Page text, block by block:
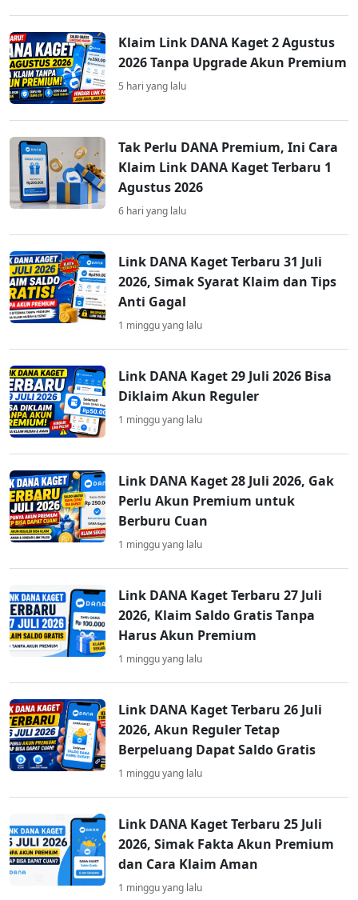
Klaim Link DANA Kaget 2 Agustus
2026 Tanpa Upgrade Akun Premium
5 hari yang lalu
Tak Perlu DANA Premium, Ini Cara
Klaim Link DANA Kaget Terbaru 1
Agustus 2026
6 hari yang lalu
Link DANA Kaget Terbaru 31 Juli
2026, Simak Syarat Klaim dan Tips
Anti Gagal
1 minggu yang lalu
Link DANA Kaget 29 Juli 2026 Bisa
Diklaim Akun Reguler
1 minggu yang lalu
Link DANA Kaget 28 Juli 2026, Gak
Perlu Akun Premium untuk
Berburu Cuan
1 minggu yang lalu
Link DANA Kaget Terbaru 27 Juli
2026, Klaim Saldo Gratis Tanpa
Harus Akun Premium
1 minggu yang lalu
Link DANA Kaget Terbaru 26 Juli
2026, Akun Reguler Tetap
Berpeluang Dapat Saldo Gratis
1 minggu yang lalu
Link DANA Kaget Terbaru 25 Juli
2026, Simak Fakta Akun Premium
dan Cara Klaim Aman
1 minggu yang lalu